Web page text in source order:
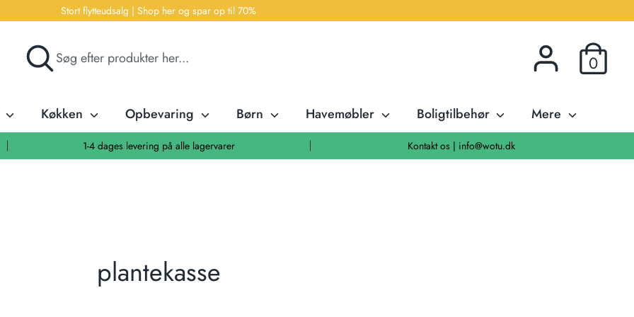
Stort flytteudsalg | Shop her og spar op til 70%
Søg
Søg
efter
0
Køkken Opbevaring Børn Havemøbler Boligtilbehør Mere
1-4 dages levering på alle lagervarer Kontakt os | info@wotu.dk
plantekasse